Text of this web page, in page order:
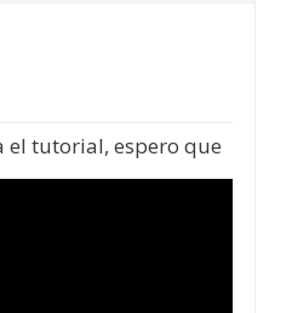
el tutorial, espero que